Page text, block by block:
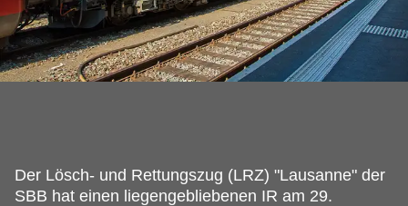
Der Lösch- und Rettungszug (LRZ) "Lausanne" der
SBB hat einen liegengebliebenen IR am 29.